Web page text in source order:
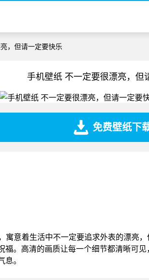
，但请一定要快乐
手机壁纸 不一定要很漂亮，但
免费壁纸下
寓意着生活中不一定要追求外表的漂亮
福。高清的画质让每一个细节都清晰可
息。